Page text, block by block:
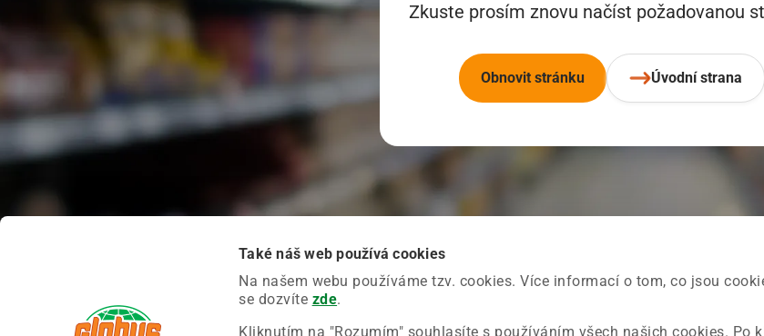
Také náš web používá cookies
Na našem webu používáme tzv. cookies. Více informací o tom, co jsou
se dozvíte zde.
Kliknutím na "Rozumím" souhlasíte s používáním všech našich cookies. Po
Zkuste prosím znovu načíst požadovanou
Obnovit stránku Úvodní strana